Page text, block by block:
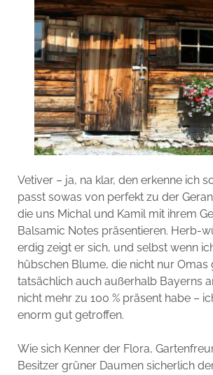
Vetiver – ja, na klar, den erkenne ich
passt sowas von perfekt zu der
die uns Michal und Kamil mit ihrem
Balsamic Notes präsentieren. Herb-
erdig zeigt er sich, und selbst wenn
hübschen Blume, die nicht nur Omas
tatsächlich auch außerhalb Bayerns
nicht mehr zu 100 % präsent habe –
enorm gut getroffen.
Wie sich Kenner der Flora,
Besitzer grüner Daumen sicherlich